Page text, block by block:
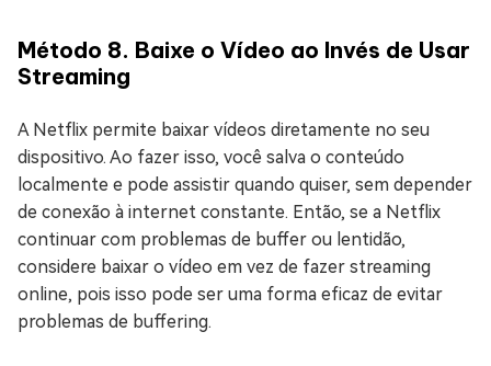
Método 8. Baixe o Vídeo ao Invés de Usar
Streaming
A Netflix permite baixar vídeos diretamente no seu
dispositivo. Ao fazer isso, você salva o conteúdo
localmente e pode assistir quando quiser, sem depender
de conexão à internet constante. Então, se a Netflix
continuar com problemas de buffer ou lentidão,
considere baixar o vídeo em vez de fazer streaming
online, pois isso pode ser uma forma eficaz de evitar
problemas de buffering.